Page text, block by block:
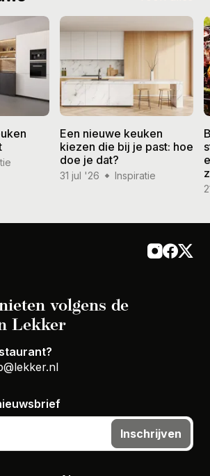
Een nieuwe keuken
kiezen die bij je past: hoe
doe je dat?
31 jul '26 Inspiratie
volgens de
Lekker
Inschrijven